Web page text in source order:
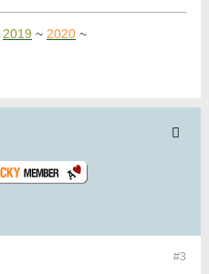
2019 ~ 2020 ~
#3